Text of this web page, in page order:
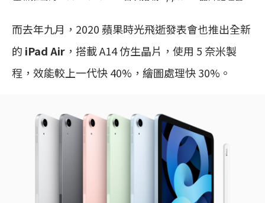
而去年九月，2020 蘋果時光飛逝發表會也推出全新
的 iPad Air ，搭載 A14 仿生晶片，使用 5 奈米製
程，效能較上一代快 40%，繪圖處理快 30%。